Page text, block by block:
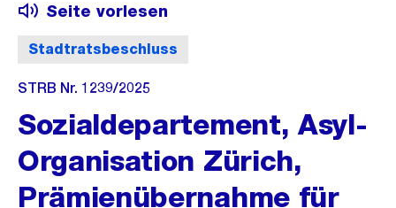
Stadtratsbeschluss
Seite vorlesen
STRB Nr. 1239/2025
Sozialdepartement, Asyl-
Organisation Zürich,
Prämienübernahme für